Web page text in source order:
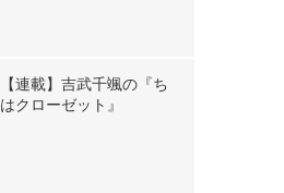
【連載】吉武千颯の『ち
はクローゼット』